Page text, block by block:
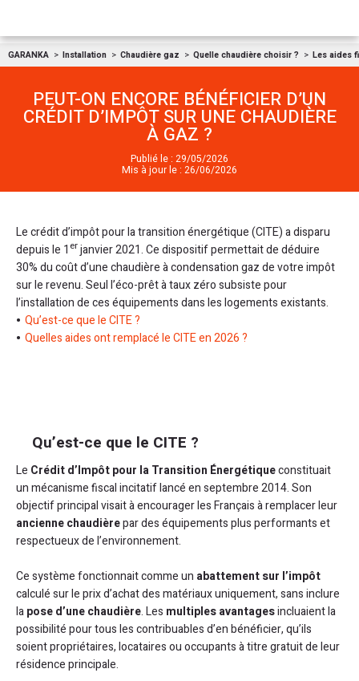
GARANKA Installation Chaudière gaz Quelle chaudière choisir ? Les aides
PEUT-ON ENCORE BÉNÉFICIER D’UN
CRÉDIT D’IMPÔT SUR UNE CHAUDIÈRE
À GAZ ?
Publié le : 29/05/2026
Mis à jour le : 26/06/2026
Le crédit d’impôt pour la transition énergétique (CITE) a disparu
depuis le 1 erjanvier 2021. Ce dispositif permettait de déduire
30% du coût d’une chaudière à condensation gaz de votre impôt
sur le revenu. Seul l’éco-prêt à taux zéro subsiste pour
l’installation de ces équipements dans les logements existants.
Qu’est-ce que le CITE ?
Quelles aides ont remplacé le CITE en 2026 ?
Qu’est-ce que le CITE ?
Le Crédit d’Impôt pour la Transition Énergétiqueconstituait
un mécanisme fiscal incitatif lancé en septembre 2014. Son
objectif principal visait à encourager les Français à remplacer leur
ancienne chaudièrepar des équipements plus performants et
respectueux de l’environnement.
Ce système fonctionnait comme un abattement sur l’impôt
calculé sur le prix d’achat des matériaux uniquement, sans inclure
lapose d’une chaudière. Les multiples avantagesincluaient la
possibilité pour tous les contribuables d’en bénéficier, qu’ils
soient propriétaires, locataires ou occupants à titre gratuit de leur
résidence principale.